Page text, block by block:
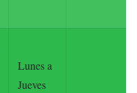
Lunes a
Jueves